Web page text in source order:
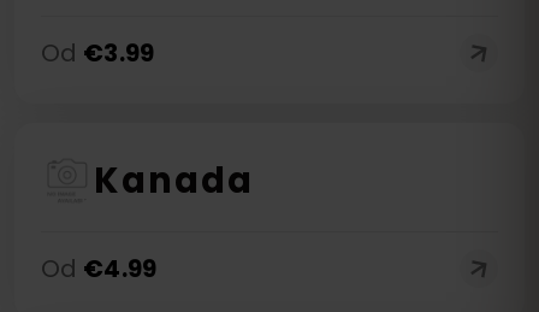
Od €3.99
Kanada
Od €4.99